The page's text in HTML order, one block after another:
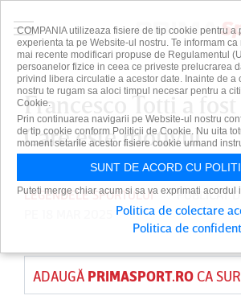
Francesco Totti a fost
Care este motivul
LEGENDELE SPORTULUI PUBLICAT
ADAUGĂ PRIMASPORT.ROCA
COMPANIA utilizeaza fisiere de tip cookie pentru
experienta ta pe Website-ul nostru. Te informam
mai recente modificari propuse de Regulamentul
persoanelor fizice in ceea ce priveste prelucrarea
privind libera circulatie a acestor date. Inainte de
nostru te rugam sa aloci timpul necesar pentru a
Cookie.
Prin continuarea navigarii pe Website-ul nostru
de tip cookie conform Politicii de Cookie. Nu uita
moment setarile acestor fisiere cookie urmand
SUNT DE ACORD CU
Puteti merge chiar acum si sa va exprimati
Politica de colectare
Politica de